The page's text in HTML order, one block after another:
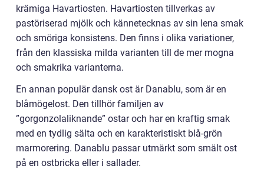
krämiga Havartiosten. Havartiosten tillverkas av
pastöriserad mjölk och kännetecknas av sin lena smak
och smöriga konsistens. Den finns i olika variationer,
från den klassiska milda varianten till de mer mogna
och smakrika varianterna.
En annan populär dansk ost är Danablu, som är en
blåmögelost. Den tillhör familjen av
”gorgonzolaliknande” ostar och har en kraftig smak
med en tydlig sälta och en karakteristiskt blå-grön
marmorering. Danablu passar utmärkt som smält ost
på en ostbricka eller i sallader.